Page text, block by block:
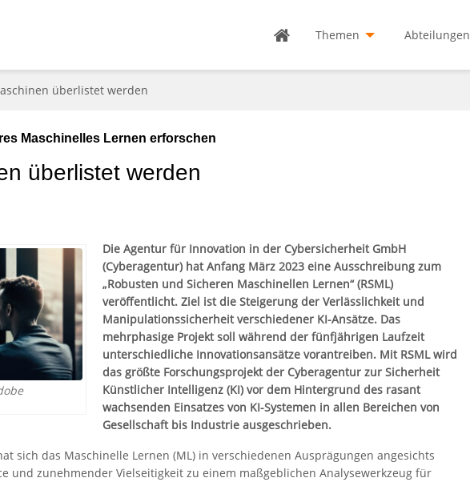
Themen Abteilungen
überlistet werden
Maschinelles Lernen erforschen
überlistet werden
Die Agentur für Innovation in der Cybersicherheit GmbH
(Cyberagentur) hat Anfang März 2023 eine Ausschreibung zum
„Robusten und Sicheren Maschinellen Lernen“ (RSML)
veröffentlicht. Ziel ist die Steigerung der Verlässlichkeit und
Manipulationssicherheit verschiedener KI-Ansätze. Das
mehrphasige Projekt soll während der fünfjährigen Laufzeit
unterschiedliche Innovationsansätze vorantreiben. Mit RSML wird
das größte Forschungsprojekt der Cyberagentur zur Sicherheit
Künstlicher Intelligenz (KI) vor dem Hintergrund des rasant
wachsenden Einsatzes von KI-Systemen in allen Bereichen von
Gesellschaft bis Industrie ausgeschrieben.
sich das Maschinelle Lernen (ML) in verschiedenen Ausprägungen angesichts
und zunehmender Vielseitigkeit zu einem maßgeblichen Analysewerkzeug für